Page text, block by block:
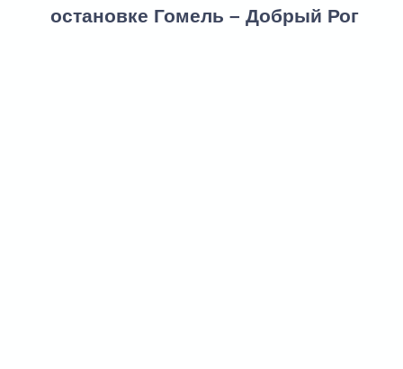
остановке Гомель – Добрый Рог